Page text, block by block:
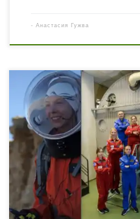
- Анастасия Гужва
К любому делу стоит
Рассказ Анастасии
испытателя в Марсианской
публиковали на День
в интервью «Граниту науки»
историю с самого начала.
рано: если ты не пришел […]